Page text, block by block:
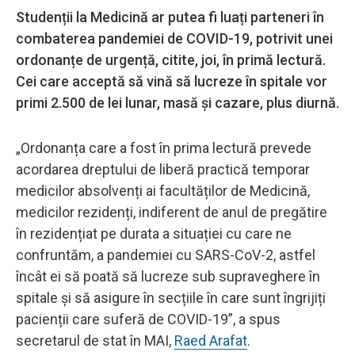
Studenții la Medicină ar putea fi luați parteneri în
combaterea pandemiei de COVID-19, potrivit unei
ordonanțe de urgență, citite, joi, în primă lectură.
Cei care acceptă să vină să lucreze în spitale vor
primi 2.500 de lei lunar, masă și cazare, plus diurnă.
„Ordonanța care a fost în prima lectură prevede
acordarea dreptului de liberă practică temporar
medicilor absolvenți ai facultăților de Medicină,
medicilor rezidenți, indiferent de anul de pregătire
în rezidențiat pe durata a situației cu care ne
confruntăm, a pandemiei cu SARS-CoV-2, astfel
încât ei să poată să lucreze sub supraveghere în
spitale și să asigure în secțiile în care sunt îngrijiți
pacienții care suferă de COVID-19”, a spus
secretarul de stat în MAI, Raed Arafat.